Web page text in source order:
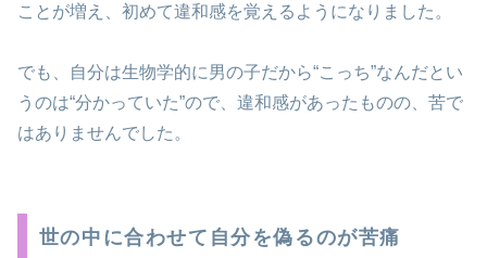
ことが増え、初めて違和感を覚えるようになりました。
でも、自分は生物学的に男の子だから“こっち”なんだとい
うのは“分かっていた”ので、違和感があったものの、苦で
はありませんでした。
世の中に合わせて自分を偽るのが苦痛